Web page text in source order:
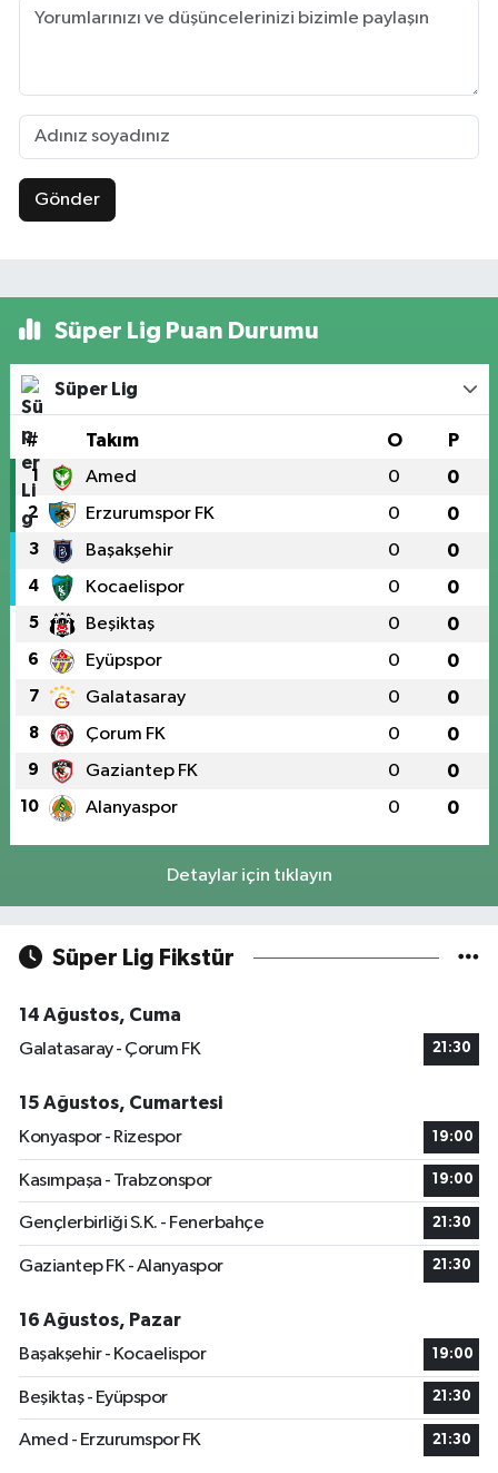
Gönder
Süper Lig Puan Durumu
Süper Lig
# Takım O P
1 Amed 0 0
2 Erzurumspor FK 0 0
3 Başakşehir 0 0
4 Kocaelispor 0 0
5 Beşiktaş 0 0
6 Eyüpspor 0 0
7 Galatasaray 0 0
8 Çorum FK 0 0
9 Gaziantep FK 0 0
10 Alanyaspor 0 0
Detaylar için tıklayın
Süper Lig Fikstür
14 Ağustos, Cuma
Galatasaray - Çorum FK
21:30
15 Ağustos, Cumartesi
Konyaspor - Rizespor
19:00
Kasımpaşa - Trabzonspor 19:00
Gençlerbirliği S.K. - Fenerbahçe 21:30
Gaziantep FK - Alanyaspor 21:30
16 Ağustos, Pazar
Başakşehir - Kocaelispor
19:00
Beşiktaş - Eyüpspor 21:30
Amed - Erzurumspor FK 21:30